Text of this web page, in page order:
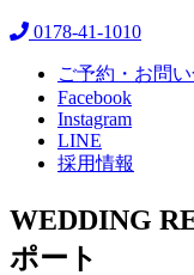
0178-41-1010
ご予約・お問
Facebook
Instagram
LINE
採用情報
WEDDING
ポート